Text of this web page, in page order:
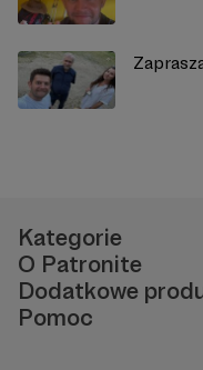
Kategorie
O Patronite
Dodatkowe
Pomoc